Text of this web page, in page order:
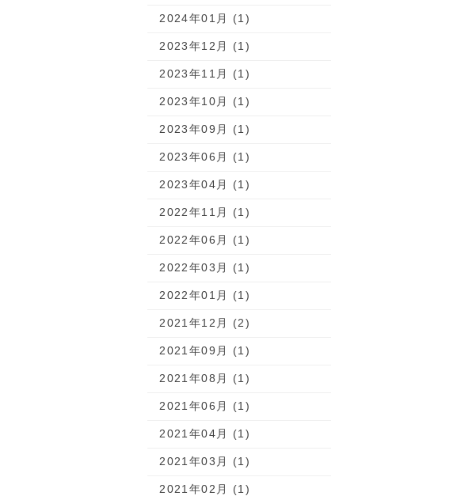
2024年01月 (1)
2023年12月 (1)
2023年11月 (1)
2023年10月 (1)
2023年09月 (1)
2023年06月 (1)
2023年04月 (1)
2022年11月 (1)
2022年06月 (1)
2022年03月 (1)
2022年01月 (1)
2021年12月 (2)
2021年09月 (1)
2021年08月 (1)
2021年06月 (1)
2021年04月 (1)
2021年03月 (1)
2021年02月 (1)